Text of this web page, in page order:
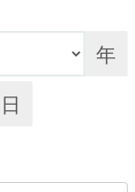
年
日